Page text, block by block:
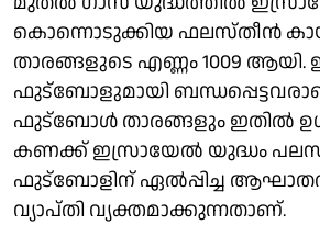
കൊന്നൊടുക്കിയ ഫലസ്തീൻ
താരങ്ങളുടെ എണ്ണം 1009 ആയി.
ഫുട്ബോളുമായി
ഫുട്ബോൾ താരങ്ങളും ഇതിൽ
കണക്ക് ഇസ്രായേൽ യുദ്ധം
ഫുട്ബോളിന് ഏൽപ്പിച്ച
വ്യാപ്തി വ്യക്തമാക്കുന്നതാണ്.